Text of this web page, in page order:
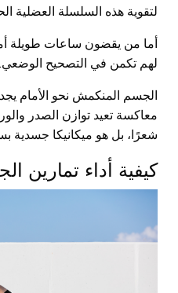
لتقوية هذه السلسلة العضلية
أما من يقضون ساعات طويلة
لهم تكمن في التصحيح الوضعي.
الجسم المنكمش نحو الأمام
معاكسة تعيد توازن الصدر
شعرًا، بل هو ميكانيكا جسدية
كيفية أداء تمارين